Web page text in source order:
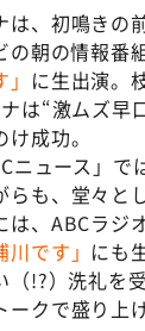
は、初鳴きの
の朝の情報番
に生出演。
は“激ムズ早
成功。
ニュース」で
らも、堂々と
は、ABCラジ
です」 にも
（!?）洗礼を
クで盛り上